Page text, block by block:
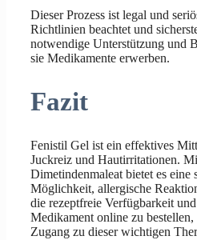
Dieser Prozess ist legal und
Richtlinien beachtet und
notwendige Unterstützung und
sie Medikamente erwerben.
Fazit
Fenistil Gel ist ein effektives
Juckreiz und Hautirritationen.
Dimetindenmaleat bietet es eine
Möglichkeit, allergische
die rezeptfreie Verfügbarkeit
Medikament online zu bestellen,
Zugang zu dieser wichtigen